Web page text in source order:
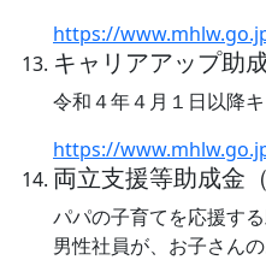
https://
キャリアアップ助
令和４年４月１日以降
https://
両立支援等助成金
パパの子育てを応援す
男性社員が、お子さん